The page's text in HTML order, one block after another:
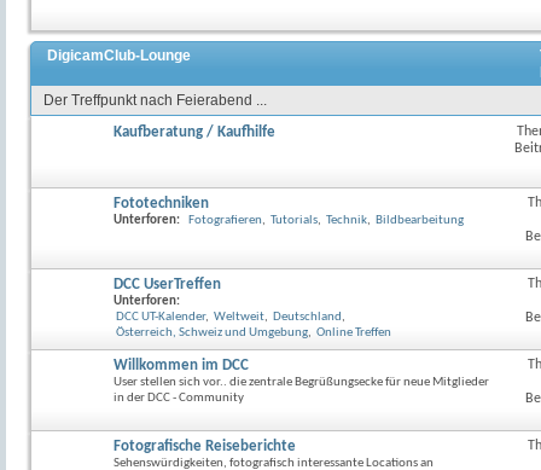
DigicamClub-Lounge
Der Treffpunkt nach Feierabend ...
Kaufberatung / Kaufhilfe
Fototechniken
Unterforen: Fotografieren, Tutorials, Technik, Bildbearbeitung
dieses
DCC UserTreffen
Unterforen:
DCC UT-Kalender, Weltweit, Deutschland ,
Österreich, Schweiz und Umgebung, Online Treffen
Willkommen im DCC
User stellen sich vor.. die zentrale Begrüßungsecke für neue Mitglieder
in der DCC - Community
Fotografische Reiseberichte
Sehenswürdigkeiten, fotografisch interessante Locations an